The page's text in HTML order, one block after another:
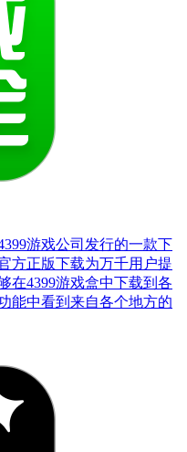
游戏公司发行的一款下
方正版下载为万千用户提
在4399游戏盒中下载到各
能中看到来自各个地方的